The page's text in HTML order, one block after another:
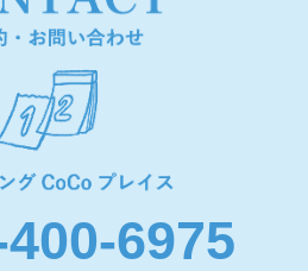
6975